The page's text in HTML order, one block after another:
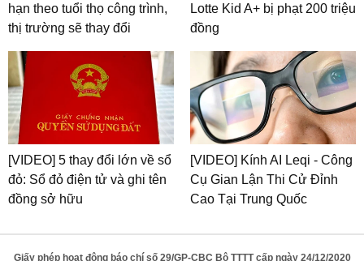
hạn theo tuổi thọ công trình,
thị trường sẽ thay đổi
Lotte Kid A+ bị phạt 200 triệu
đồng
[VIDEO] 5 thay đổi lớn về sổ
đỏ: Sổ đỏ điện tử và ghi tên
đồng sở hữu
[VIDEO] Kính AI Leqi - Công
Cụ Gian Lận Thi Cử Đỉnh
Cao Tại Trung Quốc
Giấy phép hoạt động báo chí số 29/GP-CBC Bộ TTTT cấp ngày 24/12/2020